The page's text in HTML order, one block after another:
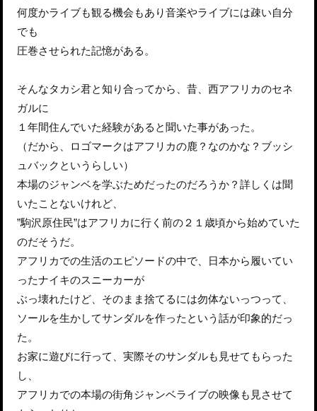
何度かライブも観る機会もあり音楽やライブには疎い自分
でも
圧巻させられた記憶がある。
そんなタカシ君と知り合ってから、昔、西アフリカのセネ
ガルに
１年間住んでいた経験があると聞いた事があった。
（だから、ロゴマークはアフリカの鹿？なのかな？ブッシ
ュバックというらしい）
本場のジャンベを学ぶためだったのだろうか？詳しくは聞
いたことないけれど、
”駒沢原住民”はアフリカに行く前の２１歳頃から始めていた
のだそうだ。
アフリカでの生活のエピソードの中で、日本から履いてい
ったナイキのスニーカーが
ぶっ壊れたけど、そのまま捨てるには勿体ないっつって、
ソールを生かしてサンダルを作ったという話が印象的だっ
た。
お家に遊びに行って、実際そのサンダルも見せてもらった
し、
アフリカでの本場の街角ジャンベライブの映像も見させて